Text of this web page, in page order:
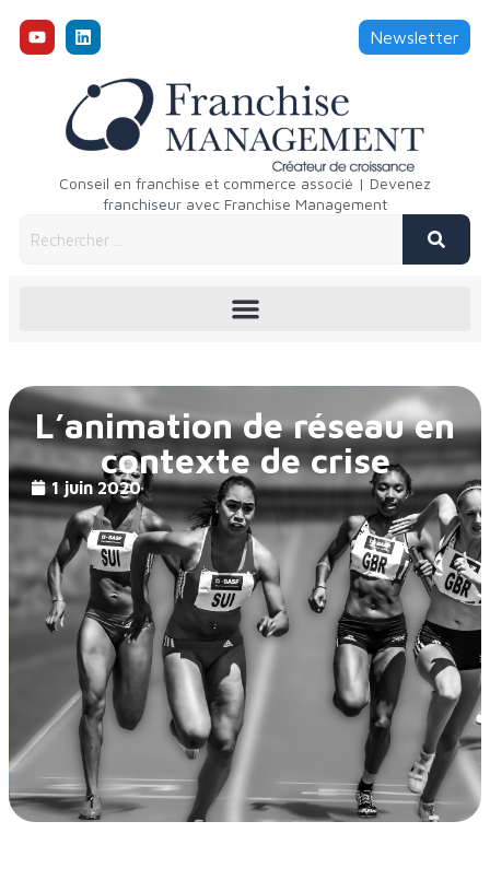
Newsletter
Conseil en franchise et commerce associé | Devenez
franchiseur avec Franchise Management
L’animation de réseau en
contexte de crise
1 juin 2020